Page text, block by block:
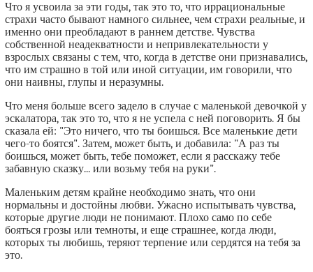
Что я усвоила за эти годы, так это то, что иррациональные
страхи часто бывают намного сильнее, чем страхи реальные, и
именно они преобладают в раннем детстве. Чувства
собственной неадекватности и непривлекательности у
взрослых связаны с тем, что, когда в детстве они признавались,
что им страшно в той или иной ситуации, им говорили, что
они наивны, глупы и неразумны.
Что меня больше всего задело в случае с маленькой девочкой у
эскалатора, так это то, что я не успела с ней поговорить. Я бы
сказала ей: "Это ничего, что ты боишься. Все маленькие дети
чего-то боятся". Затем, может быть, и добавила: "А раз ты
боишься, может быть, тебе поможет, если я расскажу тебе
забавную сказку... или возьму тебя на руки".
Маленьким детям крайне необходимо знать, что они
нормальны и достойны любви. Ужасно испытывать чувства,
которые другие люди не понимают. Плохо само по себе
бояться грозы или темноты, и еще страшнее, когда люди,
которых ты любишь, теряют терпение или сердятся на тебя за
это.